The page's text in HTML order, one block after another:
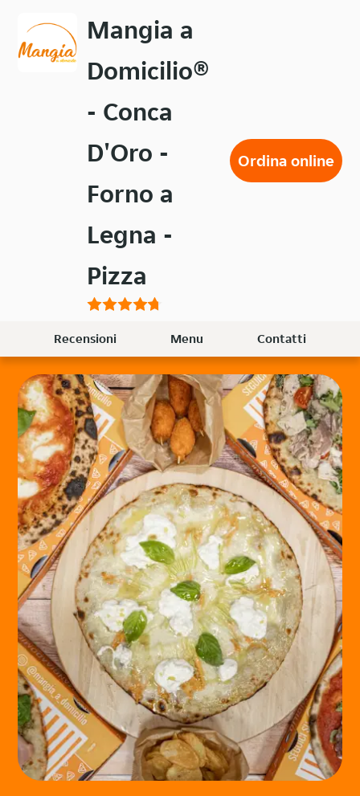
contenuto
Mangia a
Domicilio®
- Conca
D'Oro -
Forno a
Legna -
Pizza
Ordina online
Recensioni Menu Contatti